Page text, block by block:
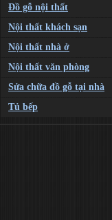
Đồ gỗ nội thất
Nội thất khách sạn
Nội thất nhà ở
Nội thất văn phòng
Sửa chữa đồ gỗ tại nhà
Tủ bếp